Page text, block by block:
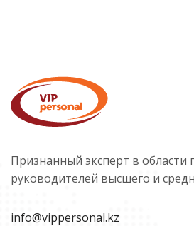
Признанный эксперт в области
руководителей высшего и
info@vippersonal.kz